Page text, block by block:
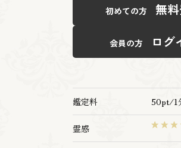
初めての方 無
会員の方 ログ
鑑定料 50pt/1
霊感